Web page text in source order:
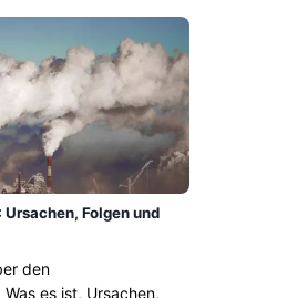
Ursachen, Folgen und
den
Was es ist, Ursachen,